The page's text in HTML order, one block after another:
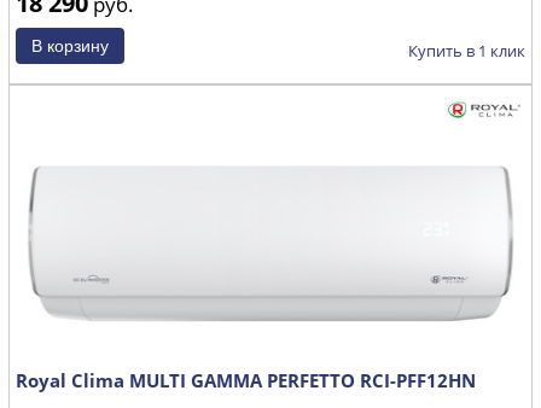
Купить в 1 клик
Royal Clima MULTI GAMMA PERFETTO RCI-PFF12HN